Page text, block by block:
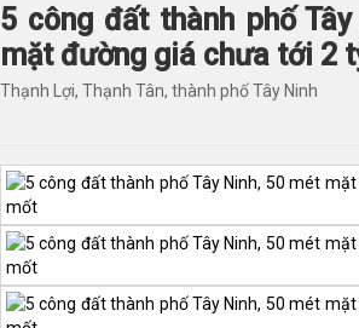
5 công đất thành phố
mặt đường giá chưa tới 2
Thạnh Lợi, Thạnh Tân, thành phố Tây Ninh